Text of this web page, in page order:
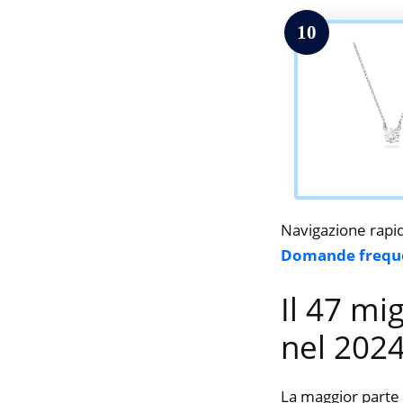
10
Navigazione
Domande
Il 47
nel
La maggior